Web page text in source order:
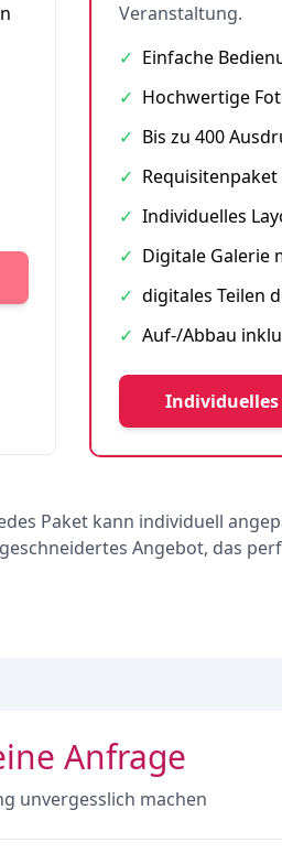
Veranstaltung.
✓ Einfache
✓ Hochwertige
✓ Bis zu 400
✓ Requisitenpaket
✓ Individuelles
✓ Digitale Galerie
✓ digitales Teilen
✓ Auf-/Abbau
Paket kann individuell
Angebot, das
Anfrage
unvergesslich machen